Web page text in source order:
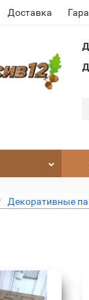
Доставка
Декоративные